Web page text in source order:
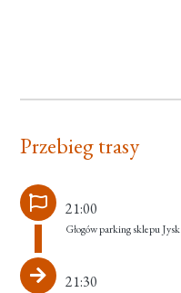
Przebieg trasy
21:00
Głogów parking sklepu Jysk
21:30